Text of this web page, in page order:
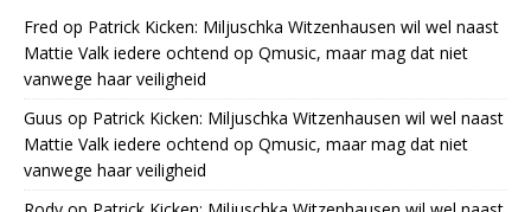
Fred op Patrick Kicken: Miljuschka Witzenhausen wil wel naast
Mattie Valk iedere ochtend op Qmusic, maar mag dat niet
vanwege haar veiligheid
Guus op Patrick Kicken: Miljuschka Witzenhausen wil wel naast
Mattie Valk iedere ochtend op Qmusic, maar mag dat niet
vanwege haar veiligheid